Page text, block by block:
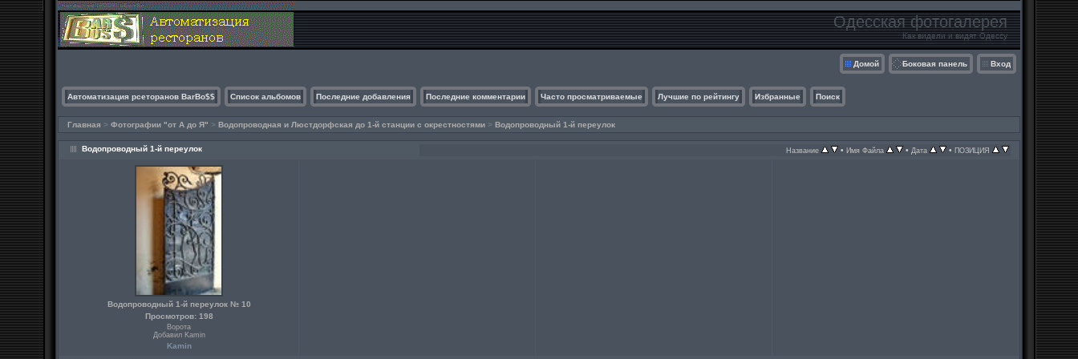
Одесская фотогалерея
Как видели и видят Одессу
Домой Боковая панель Вход
Автоматизация рсеторанов BarBo$$ Список альбомов Последние добавления Последние комментарии Часто просматриваемые Лучшие по рейтингу Избранные Поиск
Главная > Фотографии "от А до Я" > Водопроводная и Люстдорфская до 1-й станции с окрестностями > Водопроводный 1-й переулок
Водопроводный 1-й переулок Название • Имя Файла • Дата • ПОЗИЦИЯ
Водопроводный 1-й переулок № 10
Просмотров: 198
Ворота
Добавил Kamin
Kamin